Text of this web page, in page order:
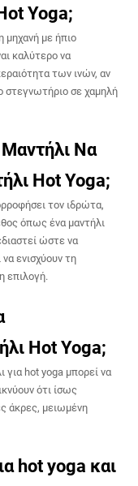
Yoga;
μηχανή με ήπιο
καλύτερο να
των ινών, αν
στεγνωτήριο σε χαμηλή
Να
Hot Yoga;
τον ιδρώτα,
όπως ένα μαντήλι
ώστε να
ενισχύουν τη
επιλογή.
Hot Yoga;
για hot yoga μπορεί να
ότι ίσως
άκρες, μειωμένη
hot yoga και